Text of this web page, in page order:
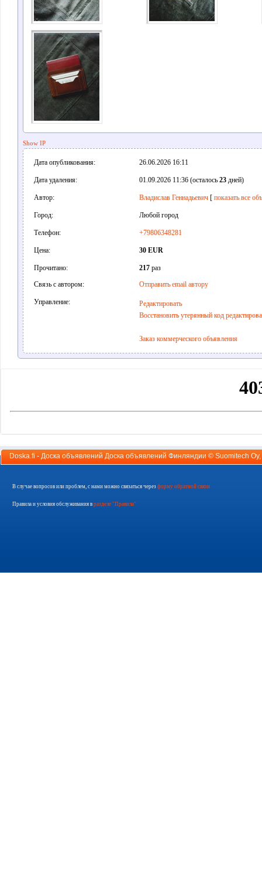
Show IP
Дата опубликования: 26.06.2026 16:11
Дата удаления: 01.09.2026 11:36 (осталось 23дней)
Автор: Владислав Геннадьевич [ показать все
Город: Любой город
Телефон: +79806348281
Цена: 30 EUR
Прочитано: 217раз
Связь с автором:
Отправить email автору
Управление:
Редактировать
Восстановить утерянный код
Заказ коммерческого объявления
Doska.fi - Доска объявлений Доска объявлений Финляндии © Suomitech Oy
В случае вопросов или проблем, с нами можно связаться через форму обратной связи
Правила и условия обслуживания в разделе "Правила"